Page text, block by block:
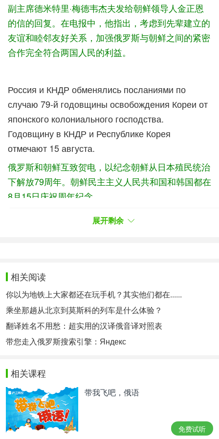
副主席德米特里·梅德韦杰夫发给朝鲜领导人金正恩
的信的回复。在电报中，他指出，考虑到先辈建立的
友谊和睦邻友好关系，加强俄罗斯与朝鲜之间的紧密
合作完全符合两国人民的利益。
Россия и КНДР обменялись посланиями по
случаю 79-й годовщины освобождения Кореи от
японского колониального господства.
Годовщину в КНДР и Республике Корея
отмечают 15 августа.
俄罗斯和朝鲜互致贺电，以纪念朝鲜从日本殖民统治
下解放79周年。朝鲜民主主义人民共和国和韩国都在
8月15日庆祝周年纪念。
Ким Чен Ыну, что доброжелательные и
дружественные отношения между Россией и
КНДР обеспечивают стабильность в регионе.
Российский лидер также добавил, что
наращиванию сотрудничества РФ и КНДР, а
в конце июня переговоры в Пхеньяне.
此前，在8月16日，俄罗斯总统弗拉基米尔·普京在向
朝鲜解放日致贺电时对朝鲜领导人金正恩表示，俄罗
斯与朝鲜之间友好和友好的关系确保了地区的稳定。
展开剩余
相关阅读
你以为地铁上大家都还在玩手机？其实他们都在......
乘坐那趟从北京到莫斯科的列车是什么体验？
翻译姓名不用愁：超实用的汉译俄音译对照表
带您走入俄罗斯搜索引擎：Яндекс
相关课程
带我飞吧，俄语
免费试听